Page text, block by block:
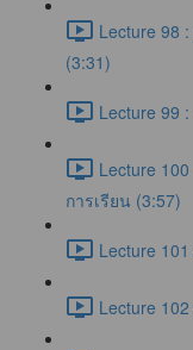
Lecture 98
(3:31)
Lecture 99
Lecture
การเรียน (3:57)
Lecture
Lecture